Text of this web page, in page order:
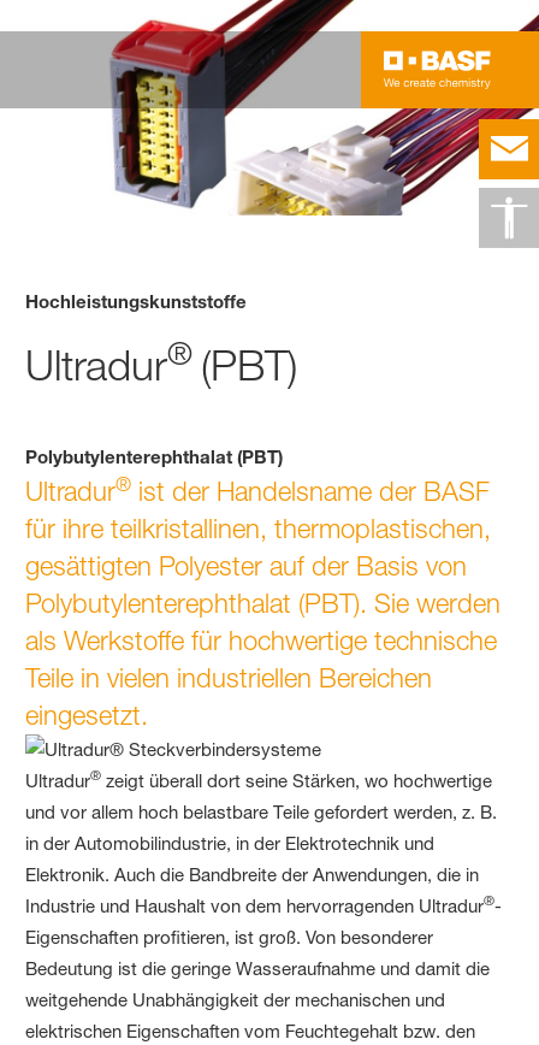
Hochleistungskunststoffe
Ultradur® (PBT)
Polybutylenterephthalat (PBT)
Ultradur® ist der Handelsname der BASF
für ihre teilkristallinen, thermoplastischen,
gesättigten Polyester auf der Basis von
Polybutylenterephthalat (PBT). Sie werden
als Werkstoffe für hochwertige technische
Teile in vielen industriellen Bereichen
eingesetzt.
Ultradur® zeigt überall dort seine Stärken, wo hochwertige
und vor allem hoch belastbare Teile gefordert werden, z. B.
in der Automobilindustrie, in der Elektrotechnik und
Elektronik. Auch die Bandbreite der Anwendungen, die in
Industrie und Haushalt von dem hervorragenden Ultradur®-
Eigenschaften profitieren, ist groß. Von besonderer
Bedeutung ist die geringe Wasseraufnahme und damit die
weitgehende Unabhängigkeit der mechanischen und
elektrischen Eigenschaften vom Feuchtegehalt bzw. den